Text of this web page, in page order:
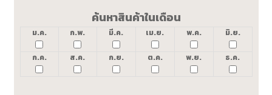
ค้นหาสินค้าในเดือน
ม.ค. ก.พ. มี.ค. เม.ย. พ.ค. มิ.ย.
ก.ค. ส.ค. ก.ย. ต.ค. พ.ย. ธ.ค.